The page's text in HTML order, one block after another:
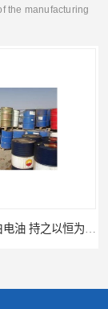
the manufacturing